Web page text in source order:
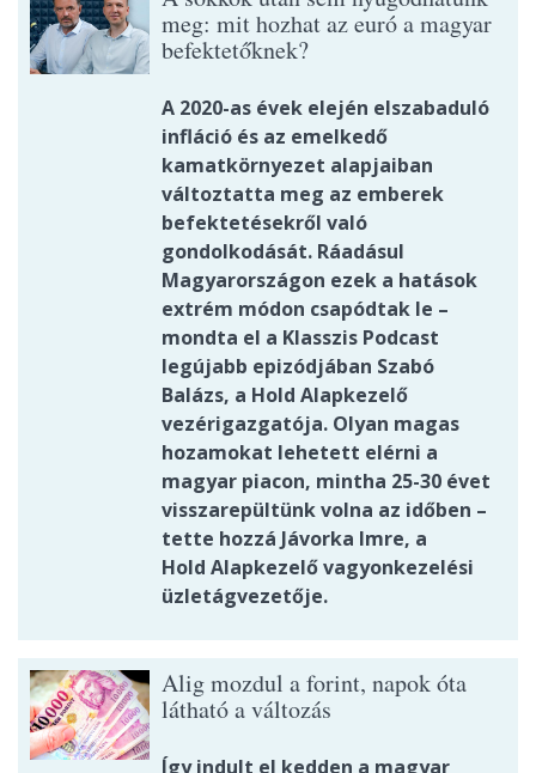
meg: mit hozhat az euró a magyar
befektetőknek?
A 2020-as évek elején elszabaduló
infláció és az emelkedő
kamatkörnyezet alapjaiban
változtatta meg az emberek
befektetésekről való
gondolkodását. Ráadásul
Magyarországon ezek a hatások
extrém módon csapódtak le –
mondta el a Klasszis Podcast
legújabb epizódjában Szabó
Balázs, a Hold Alapkezelő
vezérigazgatója. Olyan magas
hozamokat lehetett elérni a
magyar piacon, mintha 25-30 évet
visszarepültünk volna az időben –
tette hozzá Jávorka Imre, a
Hold Alapkezelő vagyonkezelési
üzletágvezetője.
Alig mozdul a forint, napok óta
látható a változás
Így indult el kedden a magyar